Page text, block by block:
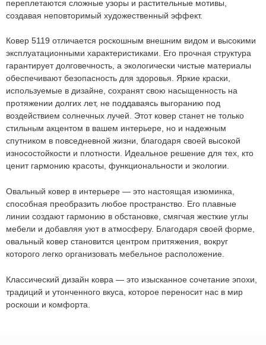
переплетаются сложные узоры и растительные мотивы,
создавая неповторимый художественный эффект.
Ковер 5119 отличается роскошным внешним видом и высокими
эксплуатационными характеристиками. Его прочная структура
гарантирует долговечность, а экологически чистые материалы
обеспечивают безопасность для здоровья. Яркие краски,
используемые в дизайне, сохранят свою насыщенность на
протяжении долгих лет, не поддаваясь выгоранию под
воздействием солнечных лучей. Этот ковер станет не только
стильным акцентом в вашем интерьере, но и надежным
спутником в повседневной жизни, благодаря своей высокой
износостойкости и плотности. Идеальное решение для тех, кто
ценит гармонию красоты, функциональности и экологии.
Овальный ковер в интерьере — это настоящая изюминка,
способная преобразить любое пространство. Его плавные
линии создают гармонию в обстановке, смягчая жесткие углы
мебели и добавляя уют в атмосферу. Благодаря своей форме,
овальный ковер становится центром притяжения, вокруг
которого легко организовать мебельное расположение.
Классический дизайн ковра — это изысканное сочетание эпохи,
традиций и утонченного вкуса, которое переносит нас в мир
роскоши и комфорта.
ОСТАВИТЬ ЗАЯВКУ
Отправить
Оформитьзаказ!
Ковер 5119
- +
320руб.
Мы не передадим ваш телефон третьим лицам, только
которые действительно для Вас важны.